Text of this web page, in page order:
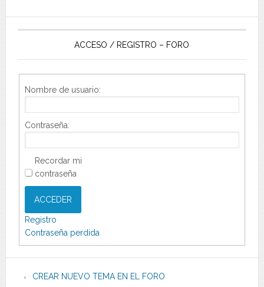
ACCESO / REGISTRO – FORO
Nombre de usuario:
Contraseña:
Recordar mi
contraseña
ACCEDER
Registro
Contraseña perdida
CREAR NUEVO TEMA EN EL FORO